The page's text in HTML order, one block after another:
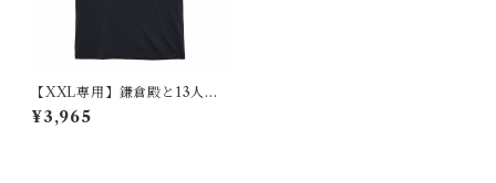
【XXL専用】鎌倉殿と13人の
御家人Tシャツ（鎌倉時代 日
本）回転オリジナルver.
¥3,965